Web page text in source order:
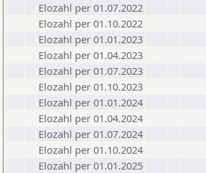
Elozahl per 01.07.2022
Elozahl per 01.10.2022
Elozahl per 01.01.2023
Elozahl per 01.04.2023
Elozahl per 01.07.2023
Elozahl per 01.10.2023
Elozahl per 01.01.2024
Elozahl per 01.04.2024
Elozahl per 01.07.2024
Elozahl per 01.10.2024
Elozahl per 01.01.2025